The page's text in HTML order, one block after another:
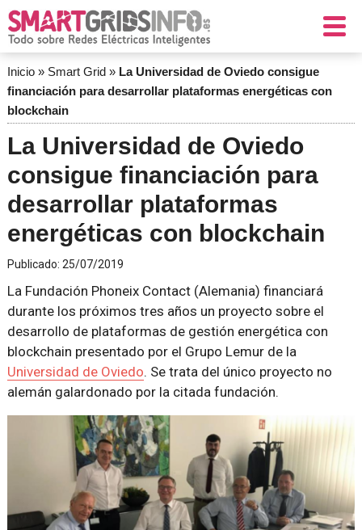
Inicio» Smart Grid» La Universidad de Oviedo consigue
financiación para desarrollar plataformas energéticas con
blockchain
La Universidad de Oviedo
consigue financiación para
desarrollar plataformas
energéticas con blockchain
Publicado: 25/07/2019
La Fundación Phoneix Contact (Alemania) financiará
durante los próximos tres años un proyecto sobre el
desarrollo de plataformas de gestión energética con
blockchain presentado por el Grupo Lemur de la
Universidad de Oviedo. Se trata del único proyecto no
alemán galardonado por la citada fundación.